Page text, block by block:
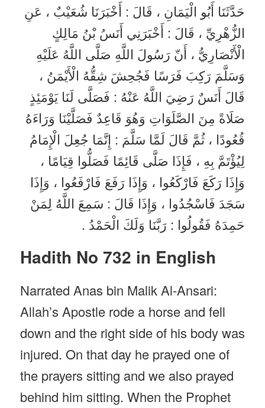
حَدَّثَنَا أَبُو الْيَمَانِ ، قَالَ : أَخْبَرَنَا شُعَيْبٌ ، عَنِ
الزُّهْرِيِّ ، قَالَ : أَخْبَرَنِي أَنَسُ بْنُ مَالِكٍ
الْأَنْصَارِيُّ ، أَنّ رَسُولَ اللَّهِ صَلَّى اللَّهُ عَلَيْهِ
وَسَلَّمَ رَكِبَ فَرَسًا فَجُحِشَ شِقُّهُ الْأَيْمَنُ ،
قَالَ أَنَسٌ رَضِيَ اللَّهُ عَنْهُ : فَصَلَّى لَنَا يَوْمَئِذٍ
صَلَاةً مِنَ الصَّلَوَاتِ وَهُوَ قَاعِدٌ فَصَلَّيْنَا وَرَاءَهُ
قُعُودًا ، ثُمَّ قَالَ لَمَّا سَلَّمَ : إِنَّمَا جُعِلَ الْإِمَامُ
لِيُؤْتَمَّ بِهِ ، فَإِذَا صَلَّى قَائِمًا فَصَلُّوا قِيَامًا ،
وَإِذَا رَكَعَ فَارْكَعُوا ، وَإِذَا رَفَعَ فَارْفَعُوا ، وَإِذَا
سَجَدَ فَاسْجُدُوا ، وَإِذَا قَالَ : سَمِعَ اللَّهُ لِمَنْ
حَمِدَهُ فَقُولُوا : رَبَّنَا وَلَكَ الْحَمْدُ .
Hadith No 732 in English
Narrated Anas bin Malik Al-Ansari:
Allah’s Apostle rode a horse and fell
down and the right side of his body was
injured. On that day he prayed one of
the prayers sitting and we also prayed
behind him sitting. When the Prophet